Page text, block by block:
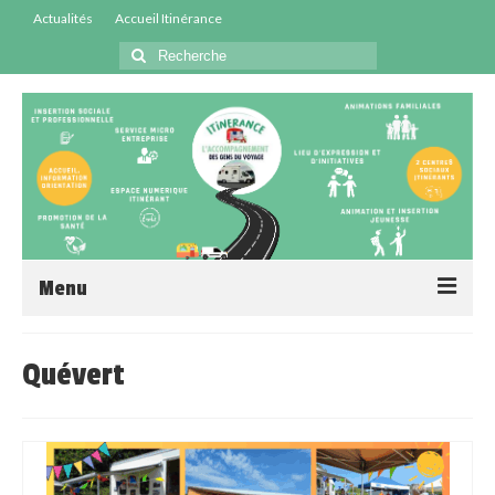
Actualités Accueil Itinérance
Menu
Service Insertion
Médiation Santé
Quévert